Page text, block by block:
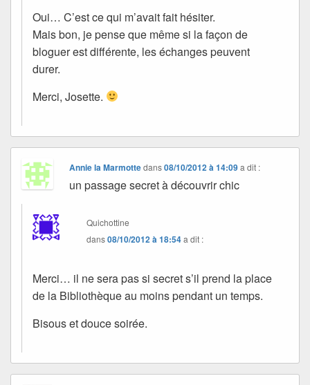
Oui… C’est ce qui m’avait fait hésiter.
Mais bon, je pense que même si la façon de
bloguer est différente, les échanges peuvent
durer.
Merci, Josette.
Annie la Marmottedans08/10/2012 à 14:09 a dit :
un passage secret à découvrir chic
Quichottine
dans08/10/2012 à 18:54a dit :
Merci… il ne sera pas si secret s’il prend la place
de la Bibliothèque au moins pendant un temps.
Bisous et douce soirée.